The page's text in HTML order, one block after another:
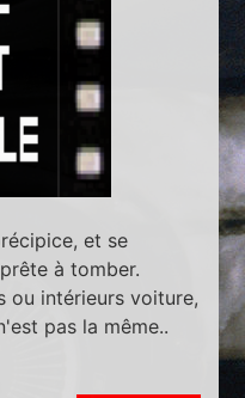
et se
à tomber.
ou intérieurs voiture,
pas la même..